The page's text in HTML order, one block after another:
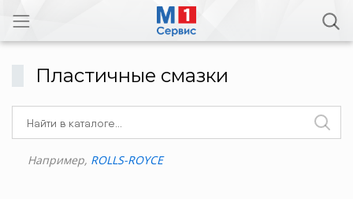
Пластичные смазки
Например, ROLLS-ROYCE